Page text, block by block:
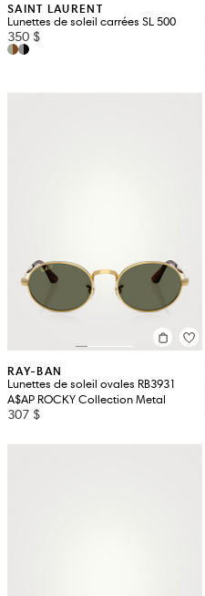
SAINT LAURENT
Lunettes de soleil carrées SL 500
350 $
RAY-BAN
Lunettes de soleil ovales RB3931
A$AP ROCKY Collection Metal
307 $